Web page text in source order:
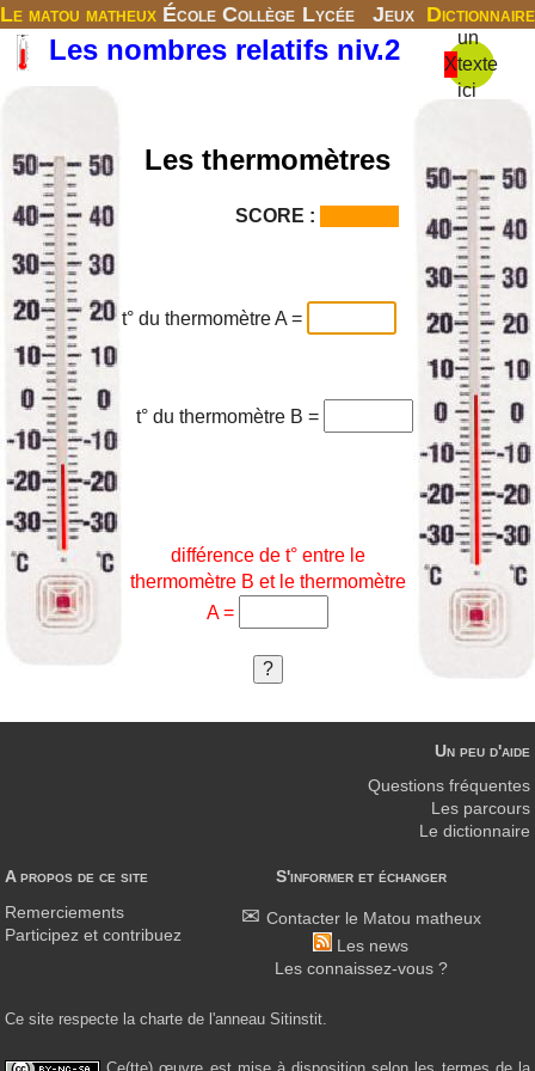
Le matou matheux École Collège Lycée Jeux Dictionnaire
X
un
texte
ici
Les nombres relatifs niv.2
Les thermomètres
SCORE :
t° du thermomètre A =
t° du thermomètre B =
différence de t° entre le
thermomètre B et le thermomètre
A =
A propos de ce site
Remerciements
Participez et contribuez
S'informer et échanger
Contacter le Matou matheux
Les news
Les connaissez-vous ?
Un peu d'aide
Questions fréquentes
Les parcours
Le dictionnaire
Ce site respecte la charte de l'anneau Sitinstit.